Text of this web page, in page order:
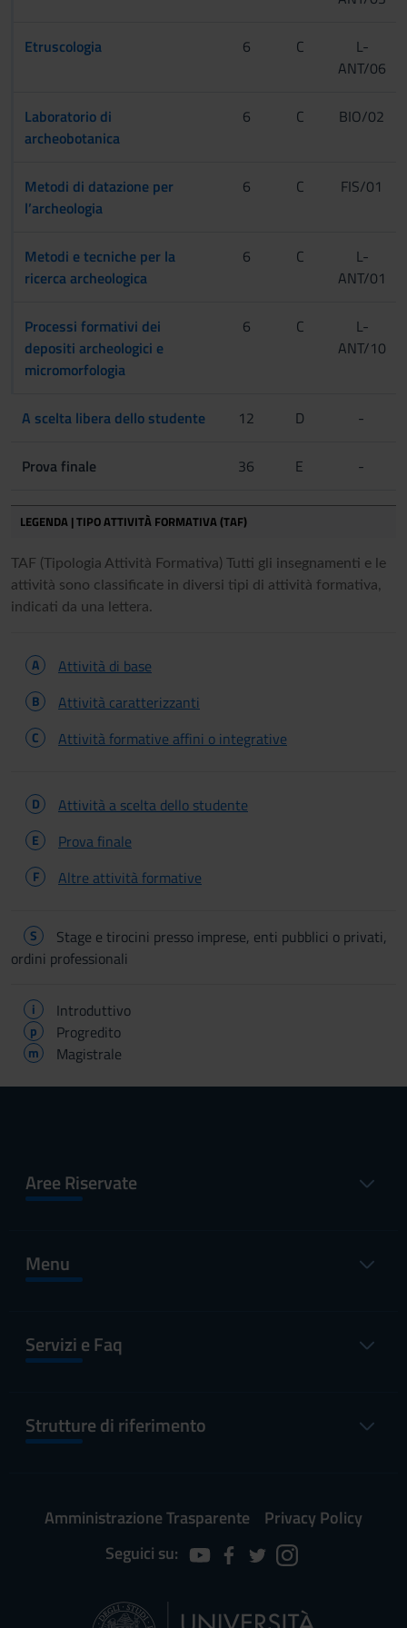
Etruscologia 6 C
L-
ANT/06
Laboratorio di
archeobotanica
6 C BIO/02
Metodi di datazione per
l’archeologia
6 C FIS/01
Metodi e tecniche per la
ricerca archeologica
6 C
L-
ANT/01
Processi formativi dei
depositi archeologici e
micromorfologia
6 C
L-
ANT/10
A scelta libera dello studente 12 D -
Prova finale 36 E -
LEGENDA | TIPO ATTIVITÀ FORMATIVA (TAF)
TAF (Tipologia Attività Formativa) Tutti gli insegnamenti e le
attività sono classificate in diversi tipi di attività formativa,
indicati da una lettera.
A Attività di base
B Attività caratterizzanti
C Attività formative affini o integrative
D Attività a scelta dello studente
E Prova finale
F Altre attività formative
S
Stage e tirocini presso imprese, enti pubblici o privati,
ordini professionali
i Introduttivo
p Progredito
m Magistrale
Aree Riservate
Menu
Servizi e Faq
Strutture di riferimento
Amministrazione Trasparente
Privacy Policy
Seguici su: